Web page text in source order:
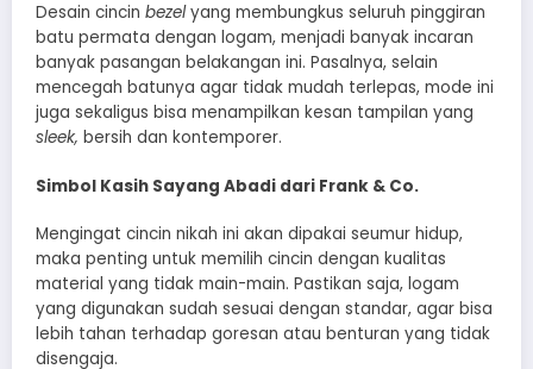
Desain cincin bezelyang membungkus seluruh pinggiran
batu permata dengan logam, menjadi banyak incaran
banyak pasangan belakangan ini. Pasalnya, selain
mencegah batunya agar tidak mudah terlepas, mode ini
juga sekaligus bisa menampilkan kesan tampilan yang
sleek, bersih dan kontemporer.
Simbol Kasih Sayang Abadi dari Frank & Co.
Mengingat cincin nikah ini akan dipakai seumur hidup,
maka penting untuk memilih cincin dengan kualitas
material yang tidak main-main. Pastikan saja, logam
yang digunakan sudah sesuai dengan standar, agar bisa
lebih tahan terhadap goresan atau benturan yang tidak
disengaja.